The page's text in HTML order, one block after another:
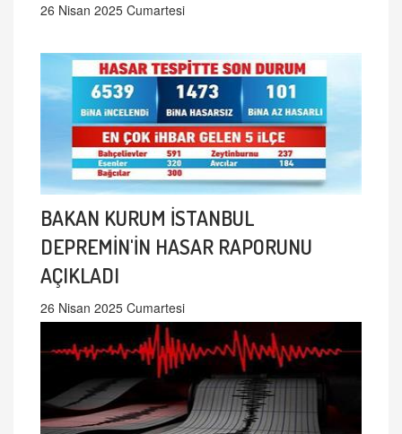
26 Nisan 2025 Cumartesi
BAKAN KURUM İSTANBUL
DEPREMİN'İN HASAR RAPORUNU
AÇIKLADI
26 Nisan 2025 Cumartesi